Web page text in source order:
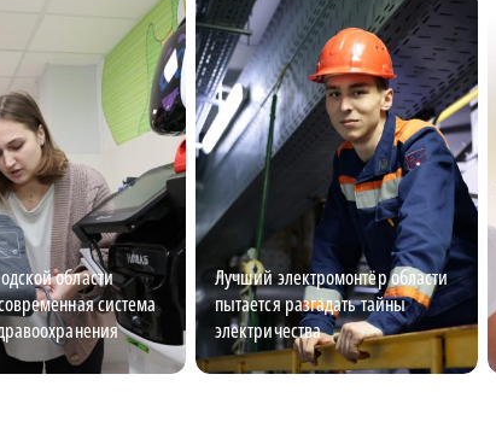
области
система
Лучший электромонтёр области
пытается разгадать тайны
электричества